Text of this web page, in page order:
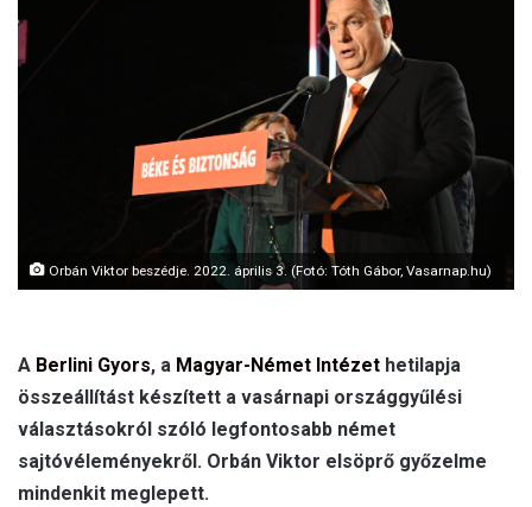
l
Orbán Viktor beszédje. 2022. április 3. (Fotó: Tóth Gábor, Vasarnap.hu)
A Berlini Gyors, a Magyar-Német Intézet hetilapja
összeállítást készített a vasárnapi országgyűlési
választásokról szóló legfontosabb német
sajtóvéleményekről. Orbán Viktor elsöprő győzelme
mindenkit meglepett.